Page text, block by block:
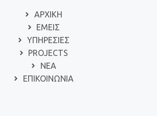
ΑΡΧΙΚΗ
ΕΜΕΙΣ
ΥΠΗΡΕΣΙΕΣ
PROJECTS
ΝΕΑ
ΕΠΙΚΟΙΝΩΝΙΑ